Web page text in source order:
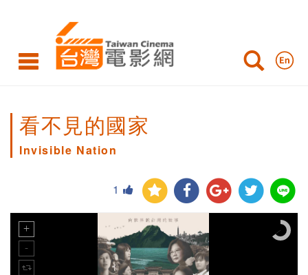
看不見的國家
Invisible Nation
1